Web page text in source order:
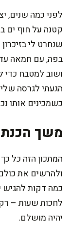
לפני כמה שנים,
קטנה על חוף ים
שנחרט לי
בפה, עם חמאה
ושוב למטבח
הגעתי לגרסה
כשמכינים אותו
משך
המתכון הזה כל
כמה דקות
לחכות שעות –
יהיה מושלם.